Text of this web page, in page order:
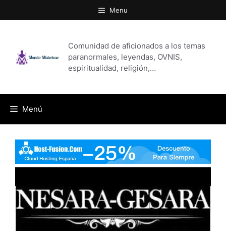
al
Menu
Comunidad de aficionados a los temas
paranormales, leyendas, OVNIS,
espiritualidad, religión,…
Menú